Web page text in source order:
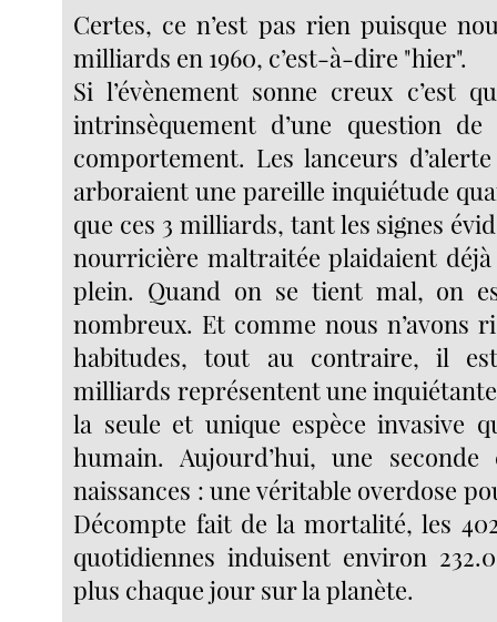
Certes, ce n’est pas rien puisque
milliards en 1960, c’est-à-dire "hier".
Si l’évènement sonne creux c’est
intrinsèquement d’une question
comportement. Les lanceurs
arboraient une pareille inquiétude
que ces 3 milliards, tant les signes
nourricière maltraitée plaidaient
plein. Quand on se tient mal, on
nombreux. Et comme nous n’avons
habitudes, tout au contraire, il
milliards représentent une
la seule et unique espèce invasive
humain. Aujourd’hui, une
naissances : une véritable overdose
Décompte fait de la mortalité, les
quotidiennes induisent environ
plus chaque jour sur la planète.